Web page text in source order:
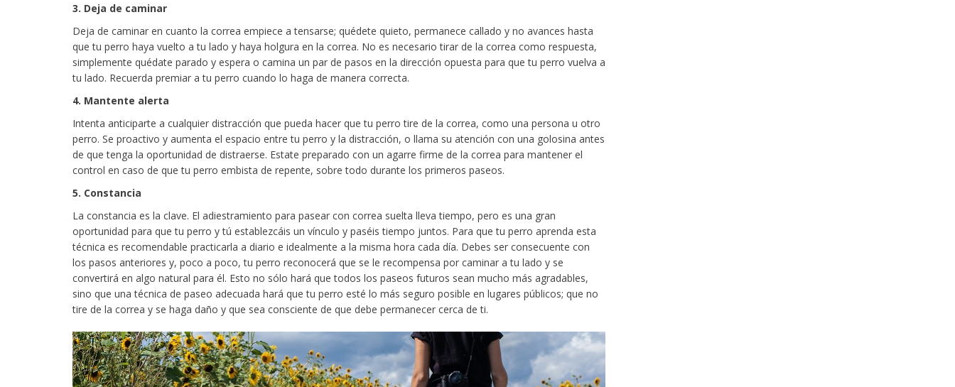
3. Deja de caminar
Deja de caminar en cuanto la correa empiece a tensarse; quédete quieto, permanece callado y no avances hasta
que tu perro haya vuelto a tu lado y haya holgura en la correa. No es necesario tirar de la correa como respuesta,
simplemente quédate parado y espera o camina un par de pasos en la dirección opuesta para que tu perro vuelva a
tu lado. Recuerda premiar a tu perro cuando lo haga de manera correcta.
4. Mantente alerta
Intenta anticiparte a cualquier distracción que pueda hacer que tu perro tire de la correa, como una persona u otro
perro. Se proactivo y aumenta el espacio entre tu perro y la distracción, o llama su atención con una golosina antes
de que tenga la oportunidad de distraerse. Estate preparado con un agarre firme de la correa para mantener el
control en caso de que tu perro embista de repente, sobre todo durante los primeros paseos.
5. Constancia
La constancia es la clave. El adiestramiento para pasear con correa suelta lleva tiempo, pero es una gran
oportunidad para que tu perro y tú establezcáis un vínculo y paséis tiempo juntos. Para que tu perro aprenda esta
técnica es recomendable practicarla a diario e idealmente a la misma hora cada día. Debes ser consecuente con
los pasos anteriores y, poco a poco, tu perro reconocerá que se le recompensa por caminar a tu lado y se
convertirá en algo natural para él. Esto no sólo hará que todos los paseos futuros sean mucho más agradables,
sino que una técnica de paseo adecuada hará que tu perro esté lo más seguro posible en lugares públicos; que no
tire de la correa y se haga daño y que sea consciente de que debe permanecer cerca de ti.